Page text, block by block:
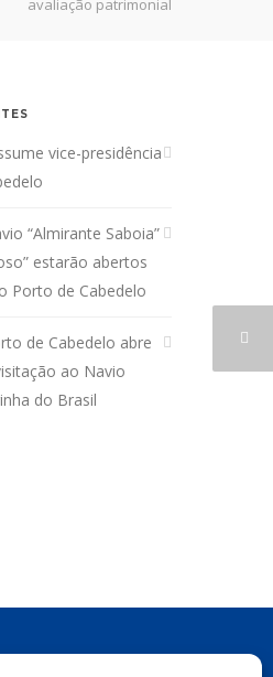
avaliação patrimonial
vice-presidência
“Almirante Saboia”
estarão abertos
Porto de Cabedelo
de Cabedelo abre
ao Navio
do Brasil